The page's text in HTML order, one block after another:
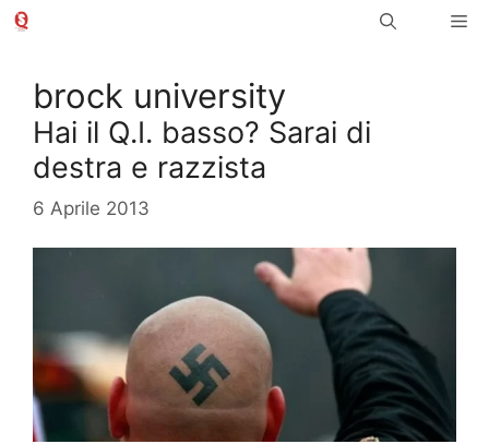
Vai
brock university
Hai il Q.I. basso? Sarai di
destra e razzista
6 Aprile 2013